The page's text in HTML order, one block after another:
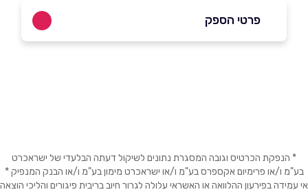
פרטי הספק
אימייל*
* הנפקת הכרטיס וגובה המסגרת נתונים לשיקול דעתה הבלעדי של ישראכרט
בע"מ ו/או פרימיום אקספרס בע"מ ו/או ישראכרט מימון בע"מ ו/או הבנק המנפיק *
אי עמידה בפירעון ההלוואה או האשראי עלולה לגרור חיוב בריבית פיגורים והליכי הוצאה